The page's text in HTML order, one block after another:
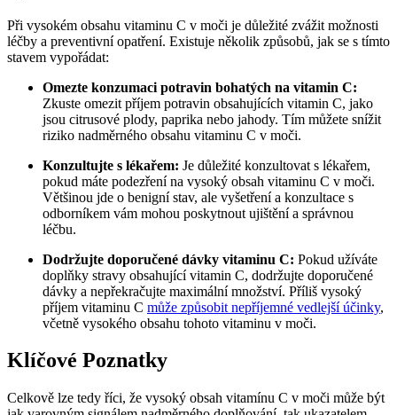
Při vysokém obsahu vitaminu C v moči je důležité zvážit možnosti
léčby a preventivní opatření. Existuje několik způsobů, jak se s tímto
stavem vypořádat:
Omezte konzumaci potravin bohatých na vitamin C:
Zkuste omezit příjem potravin obsahujících vitamin C, jako
jsou citrusové plody, paprika nebo jahody. Tím můžete snížit
riziko nadměrného obsahu vitaminu C v moči.
Konzultujte s lékařem: Je důležité konzultovat s lékařem,
pokud máte podezření na vysoký obsah vitaminu C v moči.
Většinou jde o benigní stav, ale vyšetření a konzultace s
odborníkem vám mohou poskytnout ujištění a správnou
léčbu.
Dodržujte doporučené dávky vitaminu C: Pokud užíváte
doplňky stravy obsahující vitamin C, dodržujte doporučené
dávky a nepřekračujte maximální množství. Příliš vysoký
příjem vitaminu C může způsobit nepříjemné vedlejší účinky,
včetně vysokého obsahu tohoto vitaminu v moči.
Klíčové Poznatky
Celkově lze tedy říci, že vysoký obsah vitamínu C v moči může být